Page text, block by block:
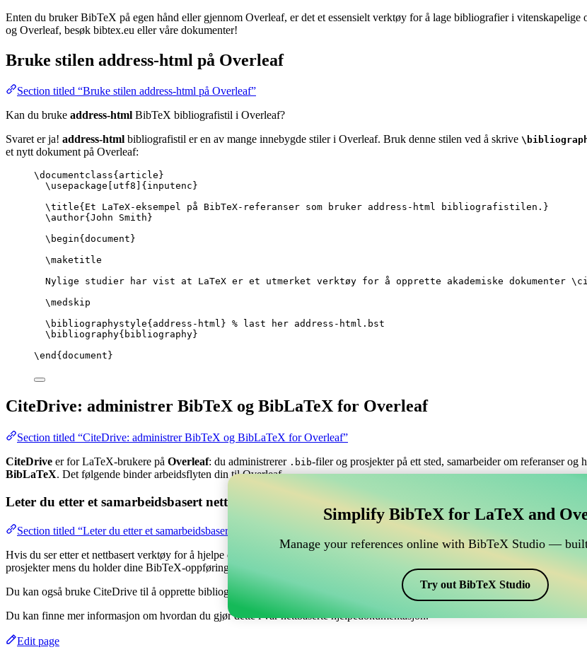
Enten du bruker BibTeX på egen hånd eller gjennom Overleaf, er det et essensielt verktøy for å lage bibliografier i
og Overleaf, besøk bibtex.eu eller våre dokumenter!
Bruke stilen address-html på Overleaf
Section titled “Bruke stilen address-html på Overleaf”
Kan du bruke address-html BibTeX bibliografistil i Overleaf?
Svaret er ja! address-html bibliografistil er en av mange innebygde stiler i Overleaf. Bruk denne stilen ved å skrive
et nytt dokument på Overleaf:
\documentclass{ article }
\usepackage
utf8 ]{ inputenc }
\title{Et LaTeX-eksempel på BibTeX-referanser som bruker address-html bibliografistilen.}
\author{John Smith}
\begin{ document }
\maketitle
Nylige studier har vist at LaTeX er et utmerket verktøy for å opprette akademiske dokumenter
\medskip
\bibliographystyle{address-html} % last her address-html.bst
\bibliography{bibliography}
\end { document }
CiteDrive: administrer BibTeX og BibLaTeX for Overleaf
Section titled “CiteDrive: administrer BibTeX og BibLaTeX for Overleaf”
CiteDrive er for LaTeX-brukere på Overleaf: du administrerer .bib-filer og prosjekter på ett sted, samarbeider om referanser og
BibLaTeX. Det følgende binder arbeidsflyten din til Overleaf.
Leter du etter et samarbeidsbasert nettverktøy for å håndtere din BibTeX-referanse, som kobles til
Section titled “Leter du etter et samarbeidsbasert nettverktøy for å håndtere din BibTeX-referanse, som kobles til Overleaf?”
Hvis du ser etter et nettbasert verktøy for å hjelpe deg med å håndtere dine referanser, siteringer og bibliografi i Overleaf, kan
prosjekter mens du holder dine BibTeX-oppføringer oppdatert i ditt Overleaf-prosjekt.
Du kan også bruke CiteDrive til å opprette bibliografier og siteringer i ulike stiler, inkludert address-html. Så hvis du ser etter en
Du kan finne mer informasjon om hvordan du gjør dette i vår nettbaserte hjelpedokumentasjon.
Edit page
Simplify BibTeX for LaTeX and
Manage your references online with BibTeX Studio —
Try out BibTeX Studio